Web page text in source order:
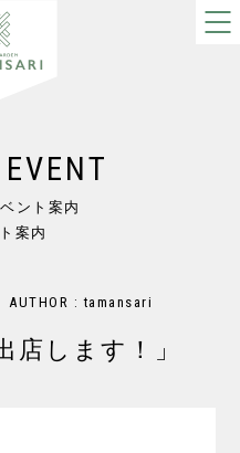
ント案内
案内
AUTHOR : tamansari
店します！」